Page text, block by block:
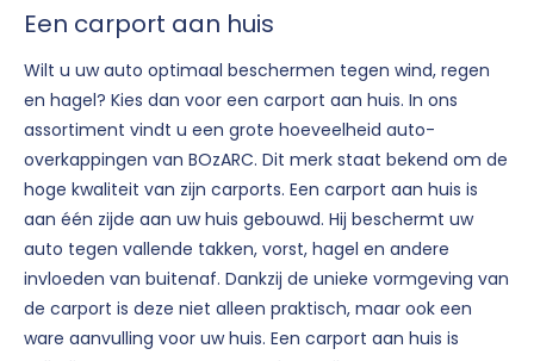
Een carport aan huis
Wilt u uw auto optimaal beschermen tegen wind, regen
en hagel? Kies dan voor een carport aan huis. In ons
assortiment vindt u een grote hoeveelheid auto-
overkappingen van BOzARC. Dit merk staat bekend om de
hoge kwaliteit van zijn carports. Een carport aan huis is
aan één zijde aan uw huis gebouwd. Hij beschermt uw
auto tegen vallende takken, vorst, hagel en andere
invloeden van buitenaf. Dankzij de unieke vormgeving van
de carport is deze niet alleen praktisch, maar ook een
ware aanvulling voor uw huis. Een carport aan huis is